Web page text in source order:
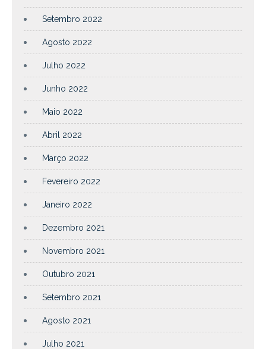
Setembro 2022
Agosto 2022
Julho 2022
Junho 2022
Maio 2022
Abril 2022
Março 2022
Fevereiro 2022
Janeiro 2022
Dezembro 2021
Novembro 2021
Outubro 2021
Setembro 2021
Agosto 2021
Julho 2021